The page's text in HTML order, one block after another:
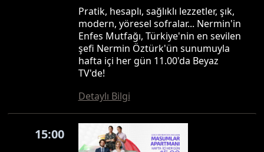
Pratik, hesaplı, sağlıklı lezzetler, şık,
modern, yöresel sofralar... Nermin'in
Enfes Mutfağı, Türkiye'nin en sevilen
şefi Nermin Öztürk'ün sunumuyla
hafta içi her gün 11.00'da Beyaz
TV'de!
Detaylı Bilgi
15:00